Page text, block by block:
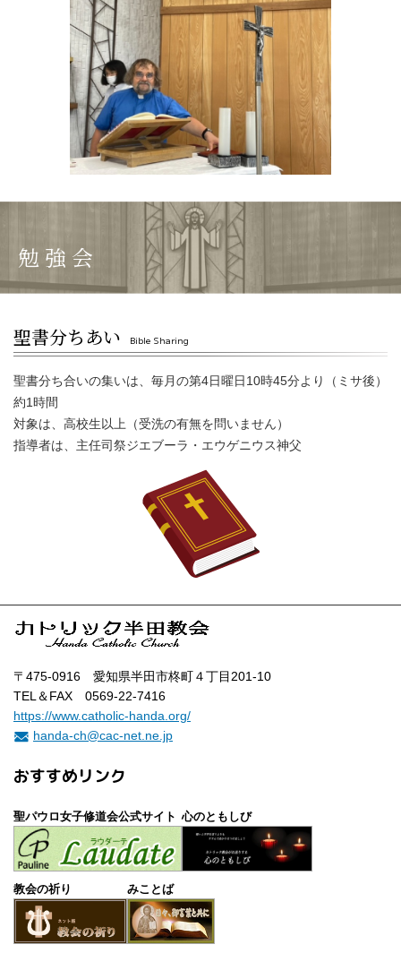
勉 強 会
聖書分ちあい Bible Sharing
聖書分ち合いの集いは、毎月の第4日曜日10時45分より（ミサ後）
約1時間
対象は、高校生以上（受洗の有無を問いません）
指導者は、主任司祭ジエブーラ・エウゲニウス神父
〒475-0916 愛知県半田市柊町４丁目201-10
TEL＆FAX 0569-22-7416
https://www.catholic-handa.org/
handa-ch@cac-net.ne.jp
おすすめリンク
聖パウロ女子修道会公式サイト 心のともしび
教会の祈り みことば